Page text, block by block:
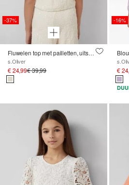
-37%
Fluwelen top met pailletten, uitsnijdingen en strik
s.Oliver
€ 24,99€ 39,99
-16%
€